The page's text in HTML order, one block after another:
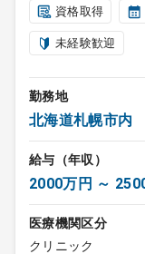
資格取得
未経験歓迎
勤務地
北海道札幌市内
給与（年収）
2000万円 ～
医療機関区分
クリニック